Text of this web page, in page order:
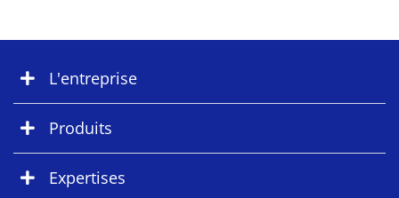
L'entreprise
Produits
Expertises